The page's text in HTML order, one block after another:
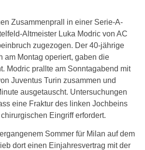
Zusammenprall in einer Serie-A-
Altmeister Luka Modric von AC
zugezogen. Der 40-jährige
am Montag operiert, gaben die
Modric prallte am Sonntagabend mit
Juventus Turin zusammen und
ausgetauscht. Untersuchungen
eine Fraktur des linken Jochbeins
Eingriff erfordert.
Sommer für Milan auf dem
dort einen Einjahresvertrag mit der